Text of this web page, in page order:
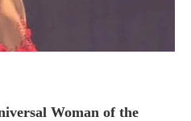
Woman of the